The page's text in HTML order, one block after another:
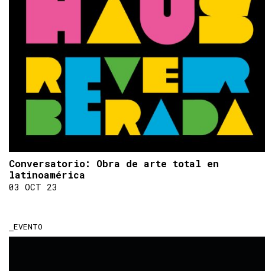
Conversatorio: Obra de arte total en
latinoamérica
03 OCT 23
EVENTO